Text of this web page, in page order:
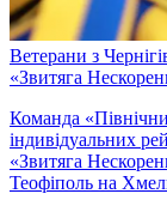
Ветерани з
«Звитяга
Команда
індивідуальних
«Звитяга
Теофіполь на